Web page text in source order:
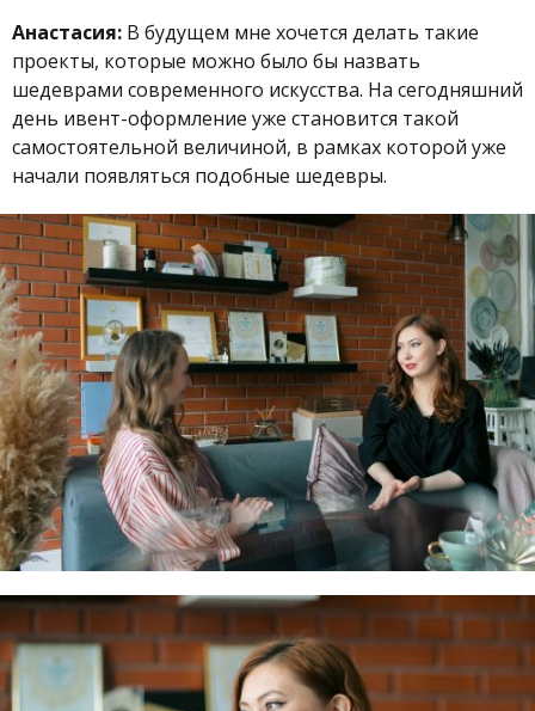
Анастасия: В будущем мне хочется делать такие
проекты, которые можно было бы назвать
шедеврами современного искусства. На сегодняшний
день ивент-оформление уже становится такой
самостоятельной величиной, в рамках которой уже
начали появляться подобные шедевры.